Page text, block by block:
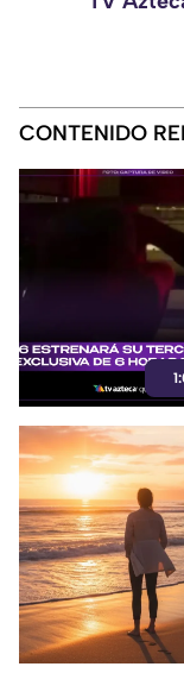
CONTENIDO